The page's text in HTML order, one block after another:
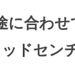
に合わ
ドセン